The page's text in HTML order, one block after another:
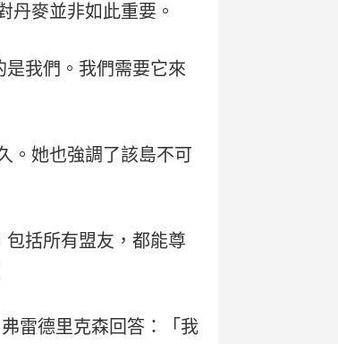
丹麥並非如此重要。
是我們。我們需要它來
。她也強調了該島不可
包括所有盟友，都能尊
雷德里克森回答：「我